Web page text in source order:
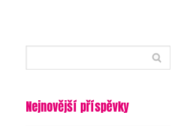
Nejnovější příspěvky